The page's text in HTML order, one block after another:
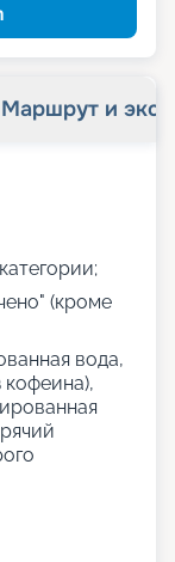
Маршрут и
(кроме
вода,